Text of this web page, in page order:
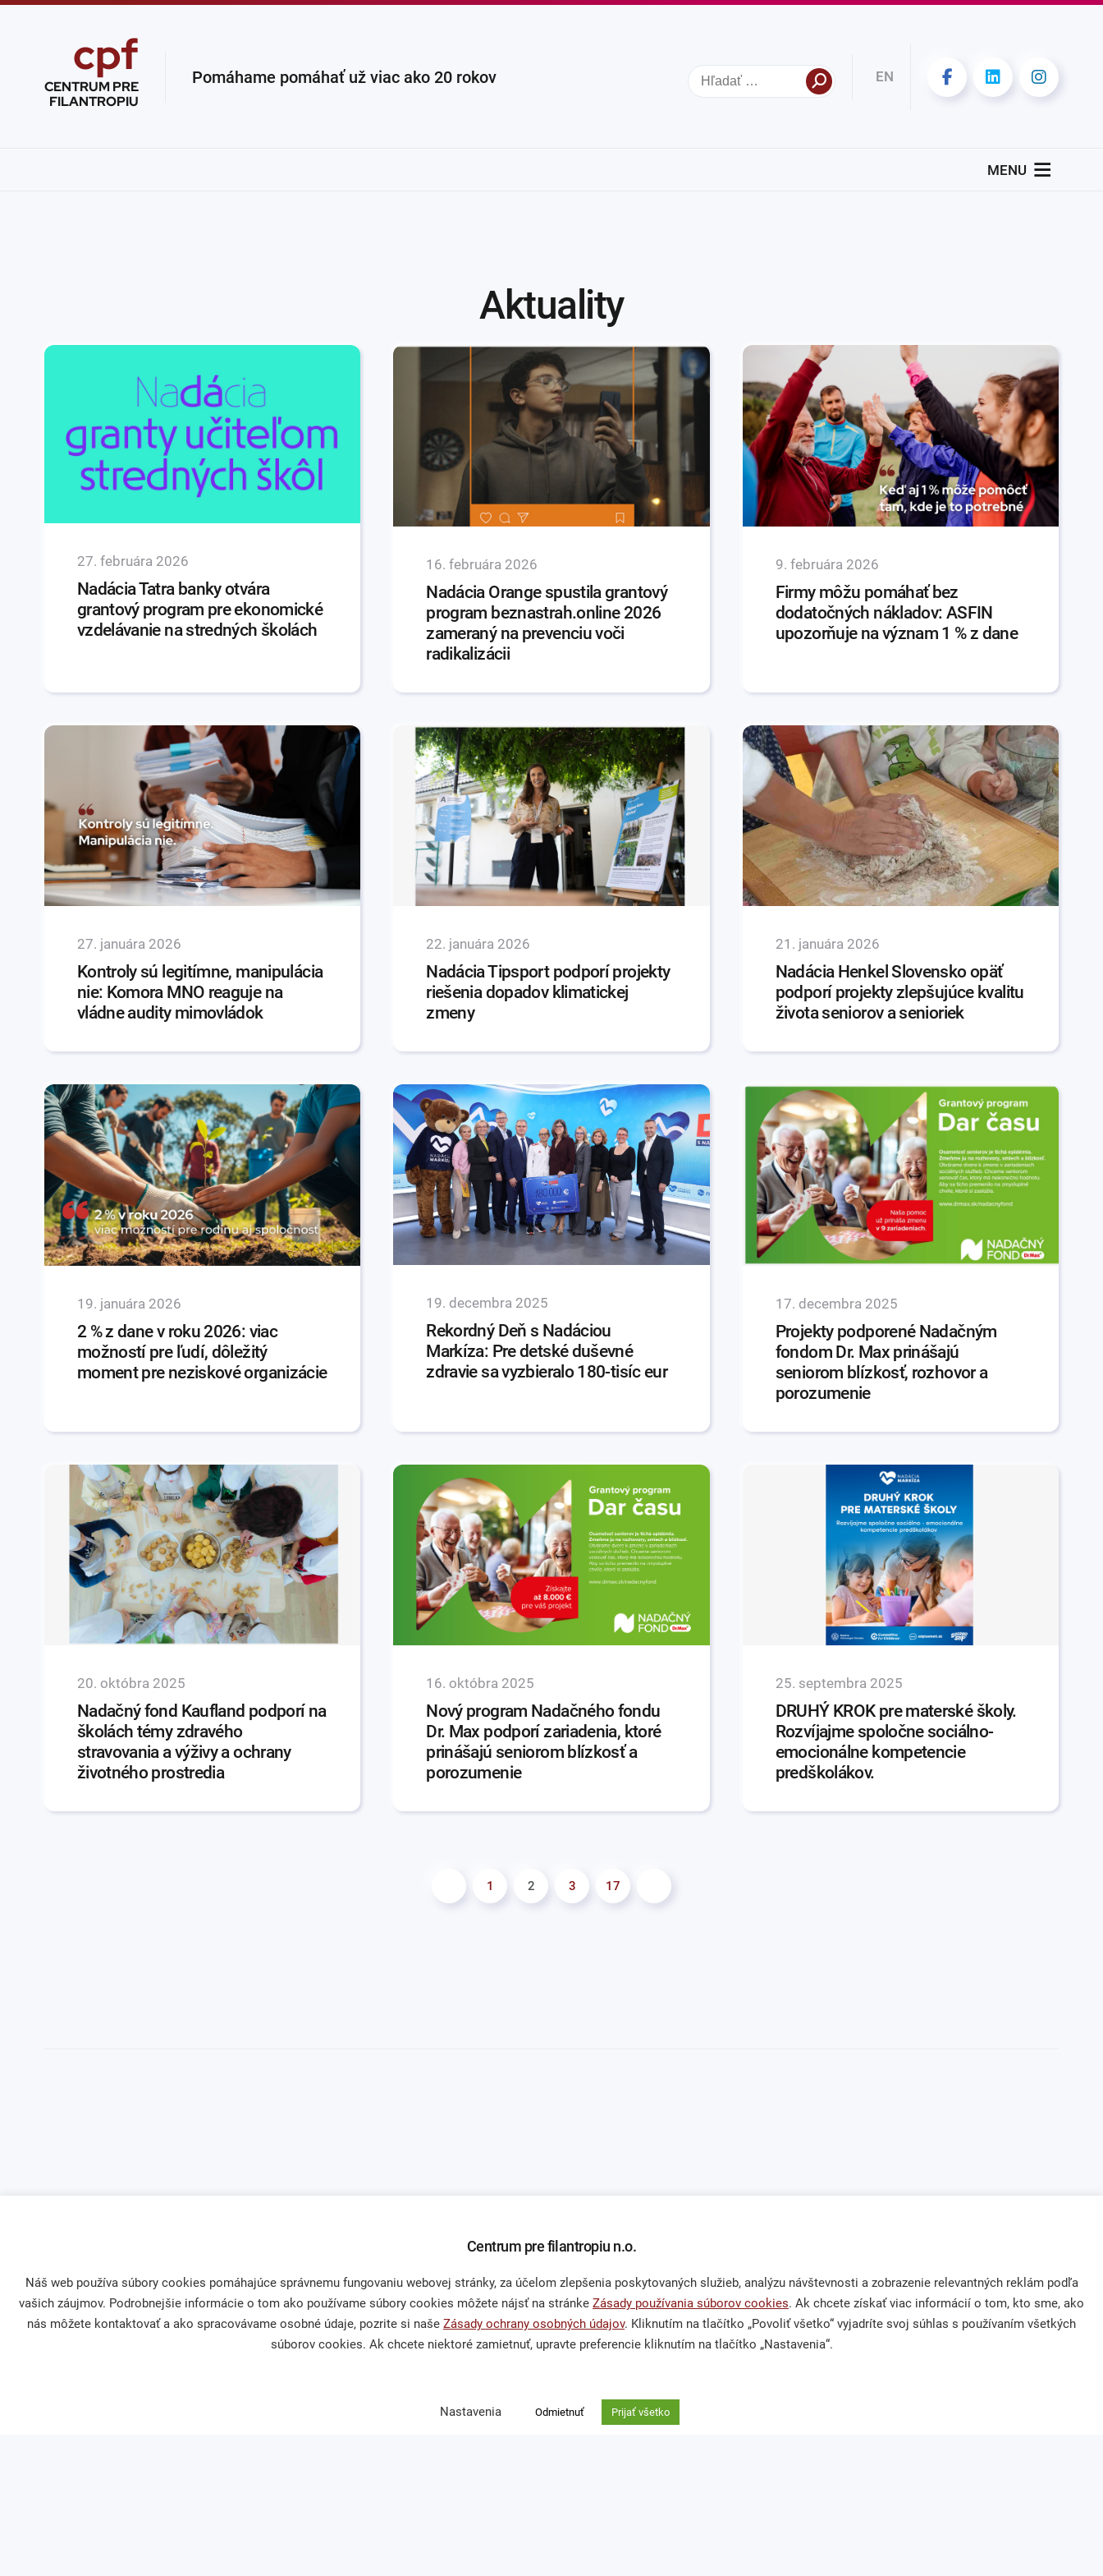
cpf
CENTRUM PRE
FILANTROPIU
Pomáhame pomáhať už viac ako 20 rokov EN
MENU
Aktuality
27. februára 2026
Nadácia Tatra banky otvára
grantový program pre ekonomické
vzdelávanie na stredných školách
16. februára 2026
Nadácia Orange spustila grantový
program beznastrah.online 2026
zameraný na prevenciu voči
radikalizácii
9. februára 2026
Firmy môžu pomáhať bez
dodatočných nákladov: ASFIN
upozorňuje na význam 1 % z dane
27. januára 2026
Kontroly sú legitímne, manipulácia
nie: Komora MNO reaguje na
vládne audity mimovládok
22. januára 2026
Nadácia Tipsport podporí projekty
riešenia dopadov klimatickej
zmeny
21. januára 2026
Nadácia Henkel Slovensko opäť
podporí projekty zlepšujúce kvalitu
života seniorov a senioriek
19. januára 2026
2 % z dane v roku 2026: viac
možností pre ľudí, dôležitý
moment pre neziskové organizácie
19. decembra 2025
Rekordný Deň s Nadáciou
Markíza: Pre detské duševné
zdravie sa vyzbieralo 180-tisíc eur
17. decembra 2025
Projekty podporené Nadačným
fondom Dr. Max prinášajú
seniorom blízkosť, rozhovor a
porozumenie
20. októbra 2025
Nadačný fond Kaufland podporí na
školách témy zdravého
stravovania a výživy a ochrany
životného prostredia
16. októbra 2025
Nový program Nadačného fondu
Dr. Max podporí zariadenia, ktoré
prinášajú seniorom blízkosť a
porozumenie
25. septembra 2025
DRUHÝ KROK pre materské školy.
Rozvíjajme spoločne sociálno-
emocionálne kompetencie
predškolákov.
1 2 3 17
Asociácia firemných nadácií
Sprievodca darcovstvom
výstupy
Výskumy a analýzy
Nefinančné dary
Venujte nám 2 % z dane
zuzana.thullnerova@cpf.sk
0918 762 924
Centrum pre filantropiu n.o.
Náš web používa súbory cookies pomáhajúce správnemu fungovaniu webovej stránky, za účelom zlepšenia poskytovaných služieb, analýzu návštevnosti a zobrazenie relevantných reklám podľa
vašich záujmov. Podrobnejšie informácie o tom ako používame súbory cookies môžete nájsť na stránke Zásady používania súborov cookies. Ak chcete získať viac informácií o tom, kto sme, ako
nás môžete kontaktovať a ako spracovávame osobné údaje, pozrite si naše Zásady ochrany osobných údajov. Kliknutím na tlačítko „Povoliť všetko“ vyjadríte svoj súhlas s používaním všetkých
súborov cookies. Ak chcete niektoré zamietnuť, upravte preferencie kliknutím na tlačítko „Nastavenia“.
Nastavenia Odmietnuť Prijať všetko